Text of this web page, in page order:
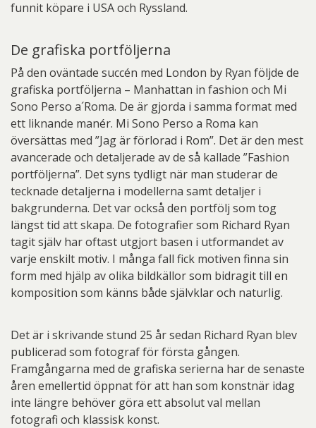
funnit köpare i USA och Ryssland.
De grafiska portföljerna
På den oväntade succén med London by Ryan följde de
grafiska portföljerna – Manhattan in fashion och Mi
Sono Perso a´Roma. De är gjorda i samma format med
ett liknande manér. Mi Sono Perso a Roma kan
översättas med ”Jag är förlorad i Rom”. Det är den mest
avancerade och detaljerade av de så kallade ”Fashion
portföljerna”. Det syns tydligt när man studerar de
tecknade detaljerna i modellerna samt detaljer i
bakgrunderna. Det var också den portfölj som tog
längst tid att skapa. De fotografier som Richard Ryan
tagit själv har oftast utgjort basen i utformandet av
varje enskilt motiv. I många fall fick motiven finna sin
form med hjälp av olika bildkällor som bidragit till en
komposition som känns både självklar och naturlig.
Det är i skrivande stund 25 år sedan Richard Ryan blev
publicerad som fotograf för första gången.
Framgångarna med de grafiska serierna har de senaste
åren emellertid öppnat för att han som konstnär idag
inte längre behöver göra ett absolut val mellan
fotografi och klassisk konst.